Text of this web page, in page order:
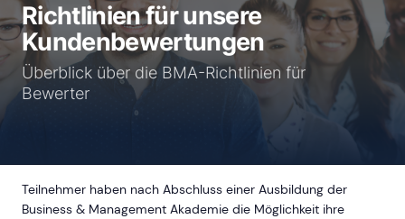
Richtlinien für unsere
Kundenbewertungen
Überblick über die BMA-Richtlinien für
Bewerter
Teilnehmer haben nach Abschluss einer Ausbildung der
Business & Management Akademie die Möglichkeit ihre